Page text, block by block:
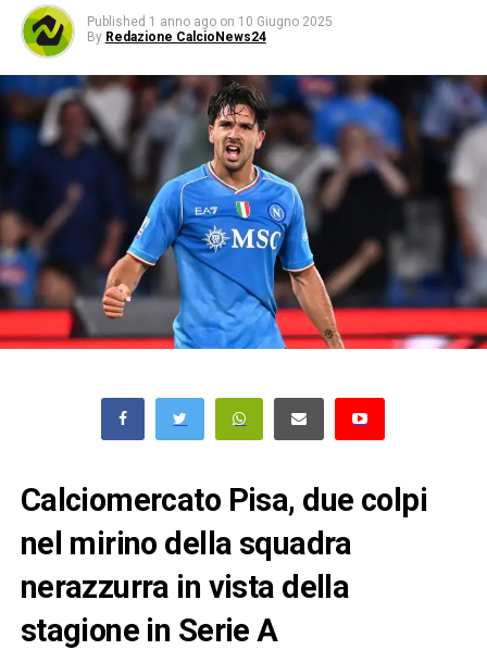
Published 1 anno ago on 10 Giugno 2025
By Redazione CalcioNews24
Calciomercato Pisa, due colpi
nel mirino della squadra
nerazzurra in vista della
stagione in Serie A